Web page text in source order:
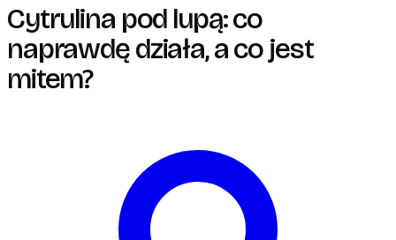
Cytrulina pod lupą: co
naprawdę działa, a co jest
mitem?